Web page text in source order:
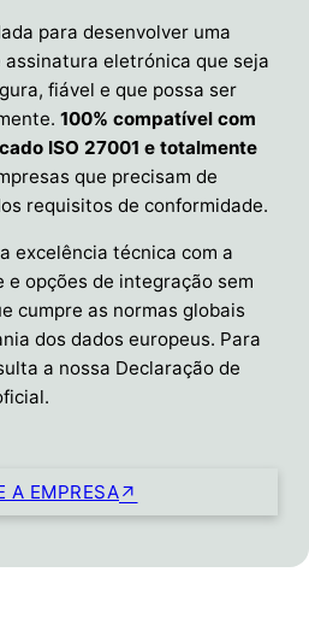
para desenvolver uma
eletrónica que seja
fiável e que possa ser
100% compatível com
ISO 27001 e totalmente
que precisam de
requisitos de conformidade.
excelência técnica com a
e opções de integração sem
cumpre as normas globais
dos dados europeus. Para
a nossa Declaração de
A EMPRESA